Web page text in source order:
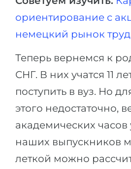
ориентирование с
немецкий рынок
Теперь вернемся к
СНГ. В них учатся 11
поступить в вуз. Но
этого недостаточно,
академических часов
наших выпускников
леткой можно